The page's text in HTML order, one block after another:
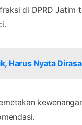
di DPRD Jatim
Harus Nyata